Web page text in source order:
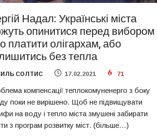
Надал: Українські міста
опинитися перед вибором
платити олігархам, або
без тепла
СОЛТИС 17.02.2021 71
компенсації теплокомуненерго з боку
поки не вирішено. Щоб не підвищувати
на воду і тепло міста змушені забирати
з програм розвитку міст. (більше…)